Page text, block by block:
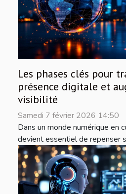
Les phases clés pour
présence digitale et
visibilité
Samedi 7 février 2026 14:50
Dans un monde numérique en
devient essentiel de repenser